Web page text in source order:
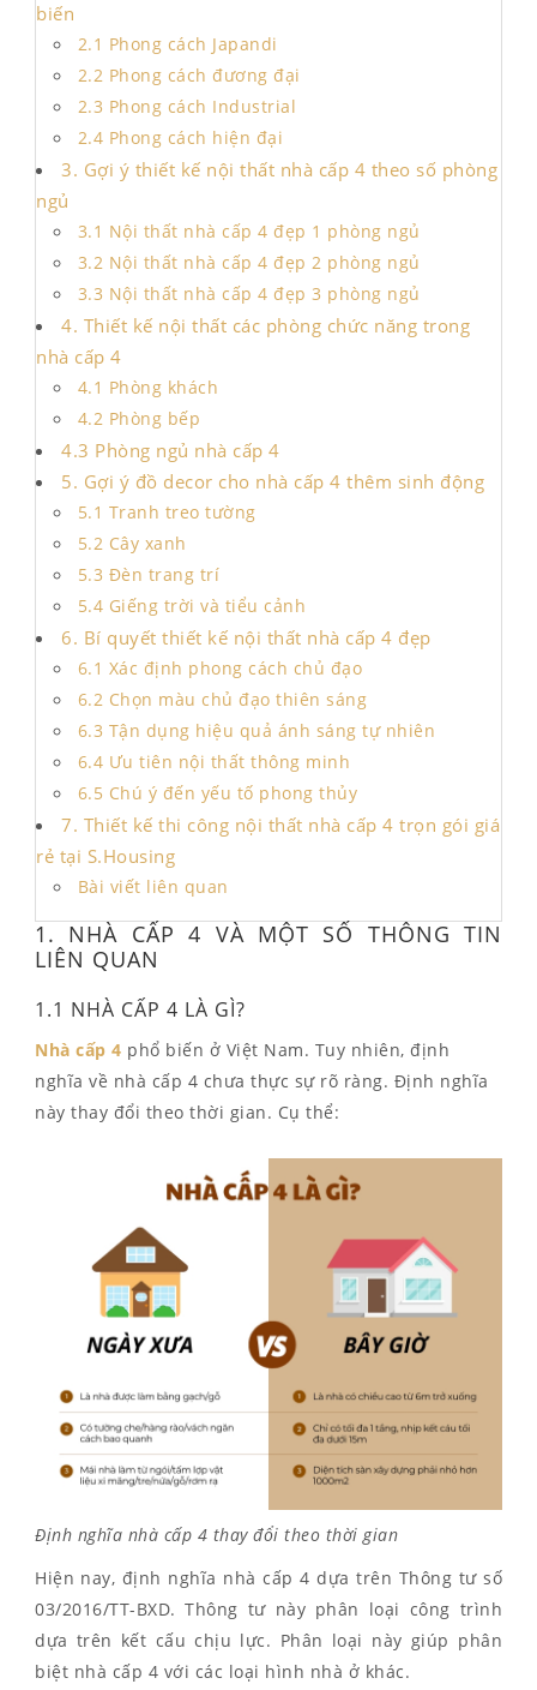
biến
2.1 Phong cách Japandi
2.2 Phong cách đương đại
2.3 Phong cách Industrial
2.4 Phong cách hiện đại
3. Gợi ý thiết kế nội thất nhà cấp 4 theo số phòng
ngủ
3.1 Nội thất nhà cấp 4 đẹp 1 phòng ngủ
3.2 Nội thất nhà cấp 4 đẹp 2 phòng ngủ
3.3 Nội thất nhà cấp 4 đẹp 3 phòng ngủ
4. Thiết kế nội thất các phòng chức năng trong
nhà cấp 4
4.1 Phòng khách
4.2 Phòng bếp
4.3 Phòng ngủ nhà cấp 4
5. Gợi ý đồ decor cho nhà cấp 4 thêm sinh động
5.1 Tranh treo tường
5.2 Cây xanh
5.3 Đèn trang trí
5.4 Giếng trời và tiểu cảnh
6. Bí quyết thiết kế nội thất nhà cấp 4 đẹp
6.1 Xác định phong cách chủ đạo
6.2 Chọn màu chủ đạo thiên sáng
6.3 Tận dụng hiệu quả ánh sáng tự nhiên
6.4 Ưu tiên nội thất thông minh
6.5 Chú ý đến yếu tố phong thủy
7. Thiết kế thi công nội thất nhà cấp 4 trọn gói giá
rẻ tại S.Housing
Bài viết liên quan
1. NHÀ CẤP 4 VÀ MỘT SỐ THÔNG TIN
LIÊN QUAN
1.1 NHÀ CẤP 4 LÀ GÌ?
Nhà cấp 4 phổ biến ở Việt Nam. Tuy nhiên, định
nghĩa về nhà cấp 4 chưa thực sự rõ ràng. Định nghĩa
này thay đổi theo thời gian. Cụ thể:
Định nghĩa nhà cấp 4 thay đổi theo thời gian
Hiện nay, định nghĩa nhà cấp 4 dựa trên Thông tư số
03/2016/TT-BXD. Thông tư này phân loại công trình
dựa trên kết cấu chịu lực. Phân loại này giúp phân
biệt nhà cấp 4 với các loại hình nhà ở khác.